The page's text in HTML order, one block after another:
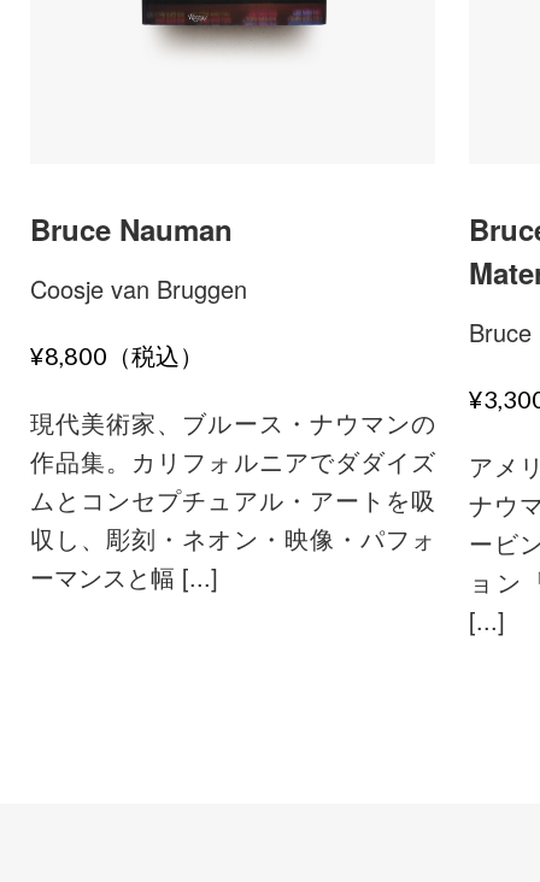
Bruce Nauman
Coosje van Bruggen
¥8,800（税込）
現代美術家、ブルース・ナウマンの
作品集。カリフォルニアでダダイズ
ムとコンセプチュアル・アートを吸
収し、彫刻・ネオン・映像・パフォ
ーマンスと幅 [...]
Bruce
アメ
ナウ
ービ
ョン
[...]